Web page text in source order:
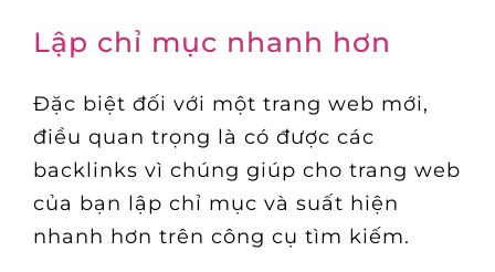
Lập chỉ mục nhanh hơn
Đặc biệt đối với một trang web mới,
điều quan trọng là có được các
backlinks vì chúng giúp cho trang web
của bạn lập chỉ mục và suất hiện
nhanh hơn trên công cụ tìm kiếm.